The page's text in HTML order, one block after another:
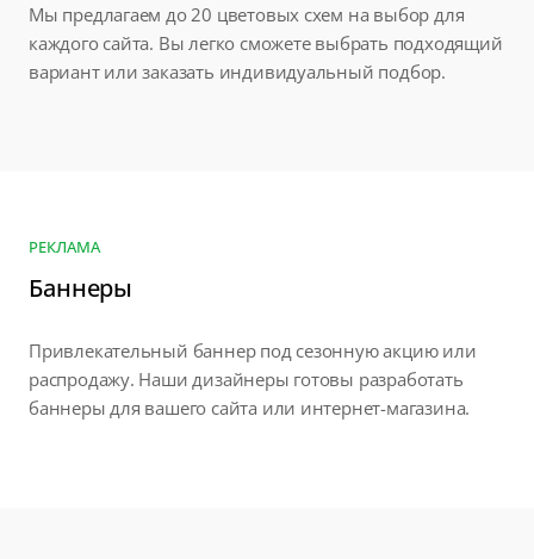
Мы предлагаем до 20 цветовых схем на выбор для
каждого сайта. Вы легко сможете выбрать подходящий
вариант или заказать индивидуальный подбор.
РЕКЛАМА
Баннеры
Привлекательный баннер под сезонную акцию или
распродажу. Наши дизайнеры готовы разработать
баннеры для вашего сайта или интернет-магазина.